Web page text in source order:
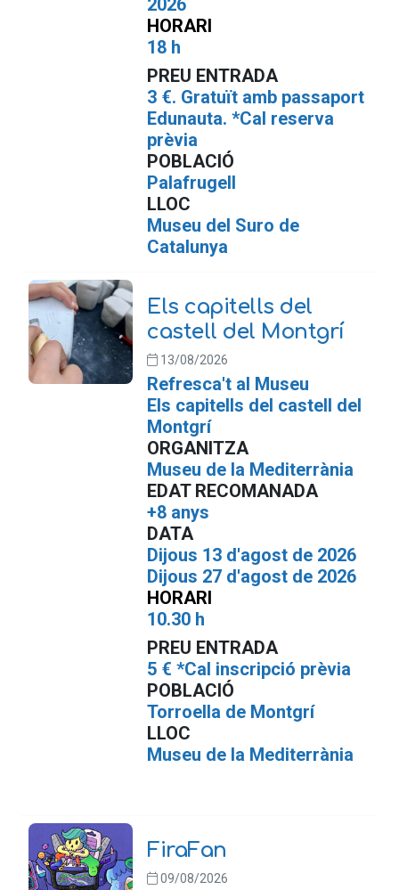
2026
HORARI
18 h
PREU ENTRADA
3 €. Gratuït amb passaport
Edunauta. *Cal reserva
prèvia
POBLACIÓ
Palafrugell
LLOC
Museu del Suro de
Catalunya
Els capitells del
castell del Montgrí
13/08/2026
Refresca't al Museu
Els capitells del castell del
Montgrí
ORGANITZA
Museu de la Mediterrània
EDAT RECOMANADA
+8 anys
DATA
Dijous 13 d'agost de 2026
Dijous 27 d'agost de 2026
HORARI
10.30 h
PREU ENTRADA
5 € *Cal inscripció prèvia
POBLACIÓ
Torroella de Montgrí
LLOC
Museu de la Mediterrània
FiraFan
09/08/2026